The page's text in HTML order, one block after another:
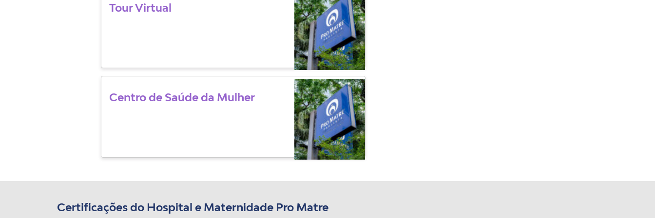
Tour Virtual
Centro de Saúde da Mulher
Certificações do Hospital e Maternidade Pro Matre